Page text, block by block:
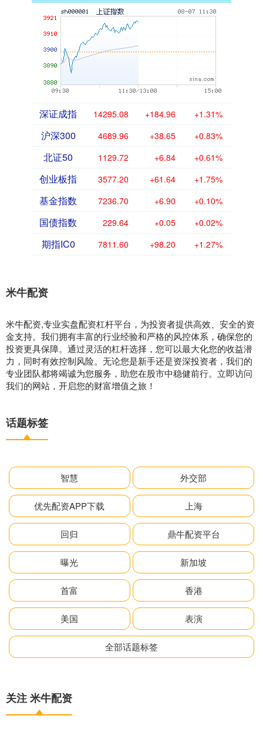
深证成指 14295.08 +184.96 +1.31%
沪深300 4689.96 +38.65 +0.83%
北证50 1129.72 +6.84 +0.61%
创业板指 3577.20 +61.64 +1.75%
基金指数 7236.70 +6.90 +0.10%
国债指数 229.64 +0.05 +0.02%
期指IC0 7811.60 +98.20 +1.27%
米牛配资
米牛配资,专业实盘配资杠杆平台，为投资者提供高效、安全的资
金支持。我们拥有丰富的行业经验和严格的风控体系，确保您的
投资更具保障。通过灵活的杠杆选择，您可以最大化您的收益潜
力，同时有效控制风险。无论您是新手还是资深投资者，我们的
专业团队都将竭诚为您服务，助您在股市中稳健前行。立即访问
我们的网站，开启您的财富增值之旅！
话题标签
智慧 外交部
优先配资APP下载 上海
回归 鼎牛配资平台
曝光 新加坡
首富 香港
美国 表演
全部话题标签
关注 米牛配资